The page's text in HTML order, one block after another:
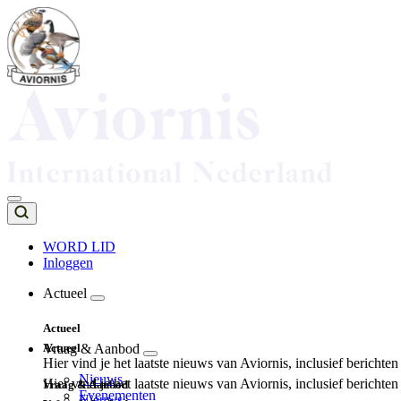
Overslaan
en
naar
de
inhoud
Top
navigation
WORD LID
Inloggen
navigation
Actueel
Actueel
Hier vind je het laatste nieuws van Aviornis, inclusief
Nieuws
Evenementen
Actueel
Hier vind je het laatste nieuws van Aviornis, inclusief
Vraag & Aanbod
Vraag & Aanbod